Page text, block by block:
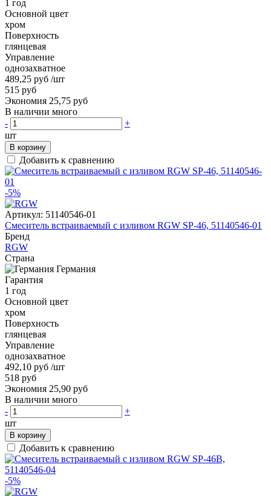
1 год
Основной цвет
хром
Поверхность
глянцевая
Управление
однозахватное
489,25 руб /шт
515 руб
Экономия 25,75 руб
В наличии много
-
+
шт
В корзину
Добавить к сравнению
-5%
Артикул: 51140546-01
Смеситель встраиваемый с изливом RGW SP-46, 51140546-01
Бренд
RGW
Страна
Германия
Гарантия
1 год
Основной цвет
хром
Поверхность
глянцевая
Управление
однозахватное
492,10 руб /шт
518 руб
Экономия 25,90 руб
В наличии много
-
+
шт
В корзину
Добавить к сравнению
-5%